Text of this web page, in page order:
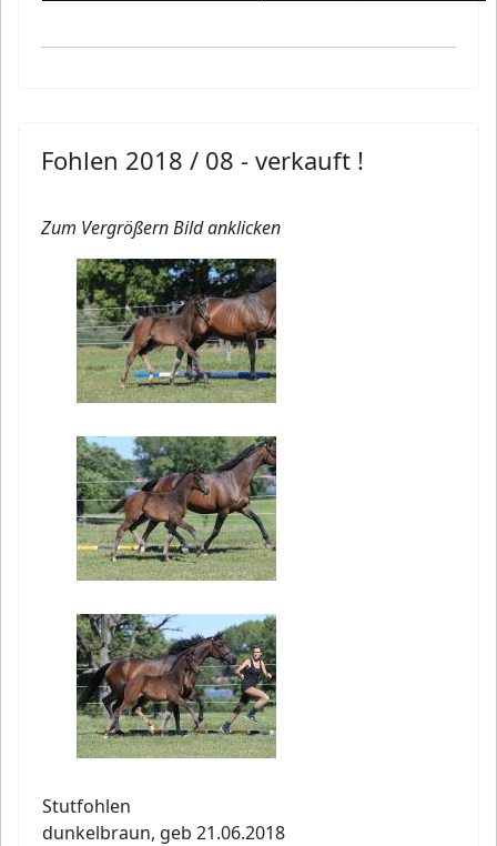
Fohlen 2018 / 08 - verkauft !
Zum Vergrößern Bild anklicken
Stutfohlen
dunkelbraun, geb 21.06.2018